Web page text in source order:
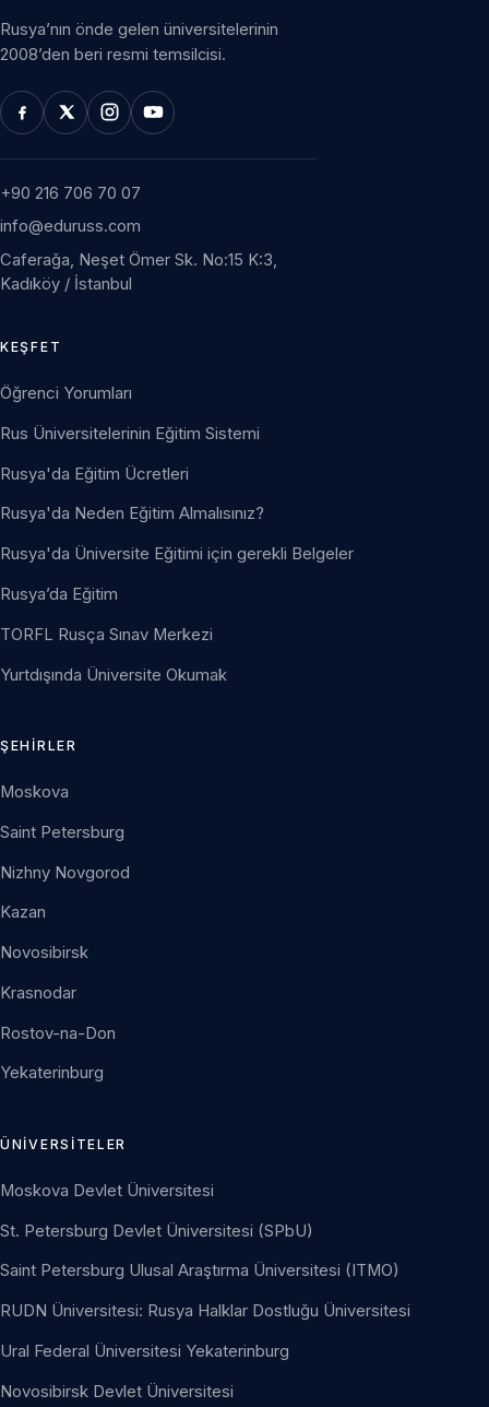
Rusya’nın önde gelen üniversitelerinin
2008’den beri resmi temsilcisi.
+90 216 706 70 07
info@eduruss.com
Caferağa, Neşet Ömer Sk. No:15 K:3,
Kadıköy / İstanbul
KEŞFET
Öğrenci Yorumları
Rus Üniversitelerinin Eğitim Sistemi
Rusya'da Eğitim Ücretleri
Rusya'da Neden Eğitim Almalısınız?
Rusya'da Üniversite Eğitimi için gerekli Belgeler
Rusya’da Eğitim
TORFL Rusça Sınav Merkezi
Yurtdışında Üniversite Okumak
ŞEHIRLER
Moskova
Saint Petersburg
Nizhny Novgorod
Kazan
Novosibirsk
Krasnodar
Rostov-na-Don
Yekaterinburg
ÜNIVERSITELER
Moskova Devlet Üniversitesi
St. Petersburg Devlet Üniversitesi (SPbU)
Saint Petersburg Ulusal Araştırma Üniversitesi (ITMO)
RUDN Üniversitesi: Rusya Halklar Dostluğu Üniversitesi
Ural Federal Üniversitesi Yekaterinburg
Novosibirsk Devlet Üniversitesi